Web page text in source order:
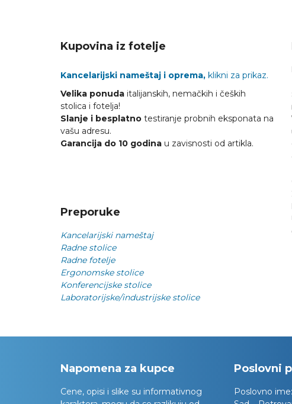
Kupovina iz fotelje
Kancelarijski nameštaj i oprema, klikni za prikaz.
Velika ponuda italijanskih, nemačkih i čeških
stolica i fotelja!
Slanje i besplatno testiranje probnih eksponata na
vašu adresu.
Garancija do 10 godina u zavisnosti od artikla.
Preporuke
Kancelarijski nameštaj
Radne stolice
Radne fotelje
Ergonomske stolice
Konferencijske stolice
Laboratorijske/industrijske stolice
Napomena za kupce
Cene, opisi i slike su informativnog
Poslovni
Poslovno ime: